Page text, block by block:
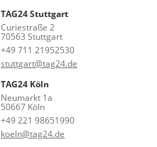
TAG24 Stuttgart
Curiestraße 2
70563 Stuttgart
+49 711 21952530
stuttgart@tag24.de
TAG24 Köln
Neumarkt 1a
50667 Köln
+49 221 98651990
koeln@tag24.de